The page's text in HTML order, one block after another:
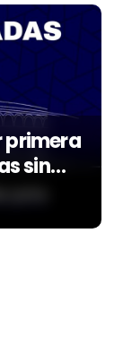
primera
sin